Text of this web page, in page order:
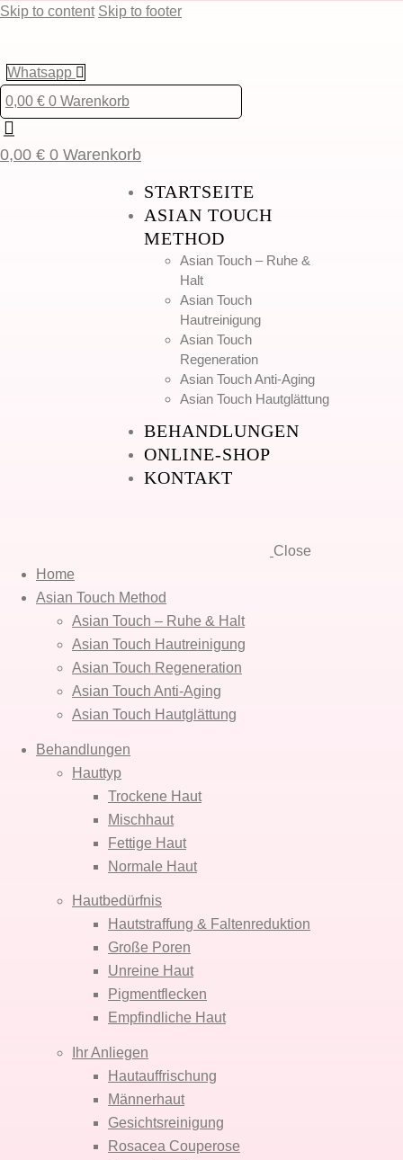
Skip to content Skip to footer
0,00 € 0 Warenkorb
STARTSEITE
ASIAN TOUCH
METHOD
Asian Touch – Ruhe &
Halt
Asian Touch
Hautreinigung
Asian Touch
Regeneration
Asian Touch Anti-Aging
Asian Touch Hautglättung
BEHANDLUNGEN
ONLINE-SHOP
KONTAKT
Whatsapp
0,00 € 0 Warenkorb
Close
Home
Asian Touch Method
Asian Touch – Ruhe & Halt
Asian Touch Hautreinigung
Asian Touch Regeneration
Asian Touch Anti-Aging
Asian Touch Hautglättung
Behandlungen
Hauttyp
Trockene Haut
Mischhaut
Fettige Haut
Normale Haut
Hautbedürfnis
Hautstraffung & Faltenreduktion
Große Poren
Unreine Haut
Pigmentflecken
Empfindliche Haut
Ihr Anliegen
Hautauffrischung
Männerhaut
Gesichtsreinigung
Rosacea Couperose